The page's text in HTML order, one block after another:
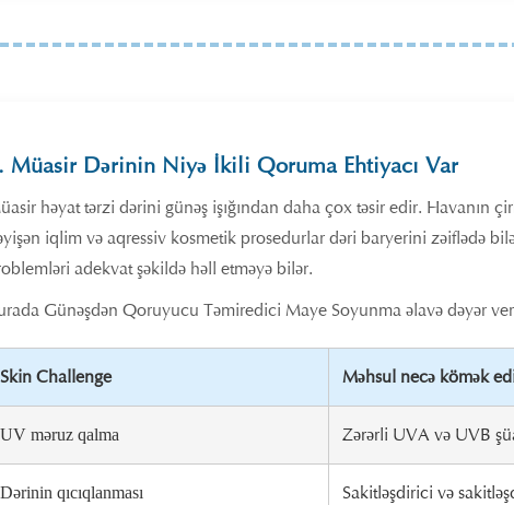
Müasir Dərinin Niyə İkili Qoruma Ehtiyacı Var
həyat tərzi dərini günəş işığından daha çox təsir edir. Havanın
iqlim və aqressiv kosmetik prosedurlar dəri baryerini zəiflədə
adekvat şəkildə həll etməyə bilər.
Günəşdən Qoruyucu Təmiredici Maye Soyunma əlavə dəyər
Skin Challenge Məhsul necə kömək
UV məruz qalma Zərərli UVA və UVB
Dərinin qıcıqlanması Sakitləşdirici və